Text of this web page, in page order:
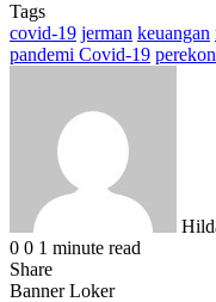
Tags
covid-19 jerman keuangan
pandemi Covid-19
0 0 1 minute read
Share
Facebook
X
LinkedIn
WhatsApp
Share
Banner Loker